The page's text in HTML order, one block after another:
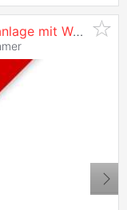
Wellnessbereich